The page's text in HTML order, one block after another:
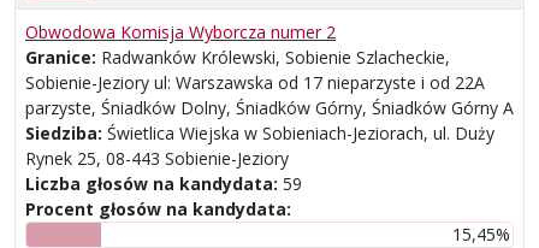
Obwodowa Komisja Wyborcza numer 2
Granice: Radwanków Królewski, Sobienie Szlacheckie,
Sobienie-Jeziory ul: Warszawska od 17 nieparzyste i od 22A
parzyste, Śniadków Dolny, Śniadków Górny, Śniadków Górny A
Siedziba: Świetlica Wiejska w Sobieniach-Jeziorach, ul. Duży
Rynek 25, 08-443 Sobienie-Jeziory
Liczba głosów na kandydata: 59
Procent głosów na kandydata:
15,45%